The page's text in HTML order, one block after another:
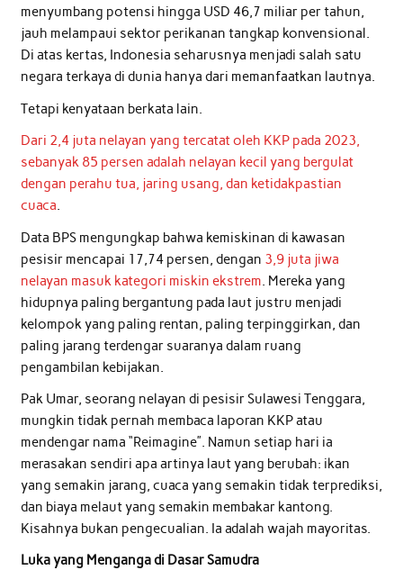
menyumbang potensi hingga USD 46,7 miliar per tahun,
jauh melampaui sektor perikanan tangkap konvensional.
Di atas kertas, Indonesia seharusnya menjadi salah satu
negara terkaya di dunia hanya dari memanfaatkan lautnya.
Tetapi kenyataan berkata lain.
Dari 2,4 juta nelayan yang tercatat oleh KKP pada 2023,
sebanyak 85 persen adalah nelayan kecil yang bergulat
dengan perahu tua, jaring usang, dan ketidakpastian
cuaca.
Data BPS mengungkap bahwa kemiskinan di kawasan
pesisir mencapai 17,74 persen, dengan 3,9 juta jiwa
nelayan masuk kategori miskin ekstrem . Mereka yang
hidupnya paling bergantung pada laut justru menjadi
kelompok yang paling rentan, paling terpinggirkan, dan
paling jarang terdengar suaranya dalam ruang
pengambilan kebijakan.
Pak Umar, seorang nelayan di pesisir Sulawesi Tenggara,
mungkin tidak pernah membaca laporan KKP atau
mendengar nama “Reimagine”. Namun setiap hari ia
merasakan sendiri apa artinya laut yang berubah: ikan
yang semakin jarang, cuaca yang semakin tidak terprediksi,
dan biaya melaut yang semakin membakar kantong.
Kisahnya bukan pengecualian. Ia adalah wajah mayoritas.
Luka yang Menganga di Dasar Samudra